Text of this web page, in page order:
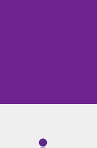
marketing digital: mais